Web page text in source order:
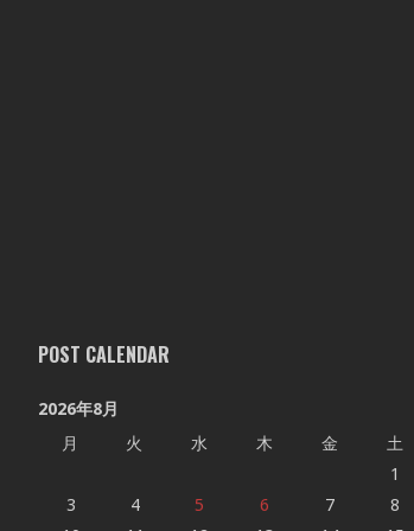
POST CALENDAR
2026年8月
月
火 水 木 金 土
1
3
4 5 6 7 8